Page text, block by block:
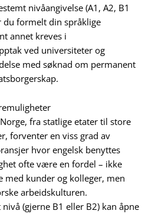
nivåangivelse (A1, A2, B1
du formelt din språklige
annet kreves i
ved universiteter og
med søknad om permanent
fra statlige etater til store
forventer en viss grad av
hvor engelsk benyttes
ofte være en fordel – ikke
med kunder og kolleger, men
arbeidskulturen.
(gjerne B1 eller B2) kan åpne